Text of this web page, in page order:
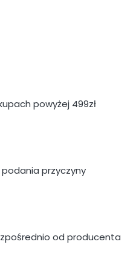
powyżej 499zł
przyczyny
od producenta